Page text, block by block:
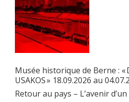
Musée historique de Berne : «
USAKOS » 18.09.2026 au
Retour au pays – L’avenir